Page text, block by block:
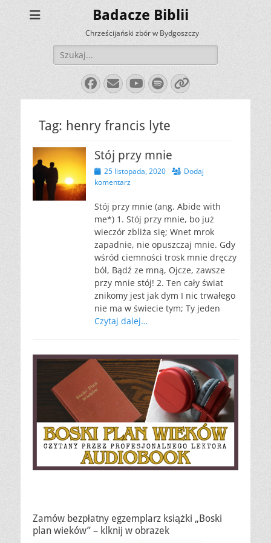
Badacze Biblii
Chrześcijański zbór w Bydgoszczy
Szukaj:
Facebook
E-
mail
YouTube
Spotify
Link
Tag: henry francis lyte
Stój przy mnie
Opublikowano
25 listopada, 2020
Dodaj
komentarz
Stój przy mnie (ang. Abide with
me*) 1. Stój przy mnie, bo już
wieczór zbliża się; Wnet mrok
zapadnie, nie opuszczaj mnie. Gdy
wśród ciemności trosk mnie dręczy
ból, Bądź ze mną, Ojcze, zawsze
przy mnie stój! 2. Ten cały świat
znikomy jest jak dym I nic trwałego
nie ma w świecie tym; Ty jeden
Czytaj dalej…
Zamów bezpłatny egzemplarz książki „Boski
plan wieków” – klknij w obrazek